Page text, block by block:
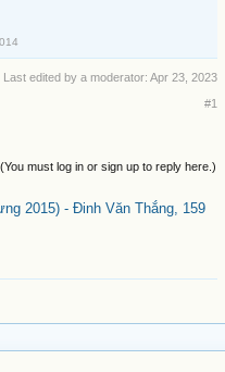
Last edited by a moderator: Apr 23, 2023
#1
(You must log in or sign up to reply here.)
2015) - Đinh Văn Thắng, 159